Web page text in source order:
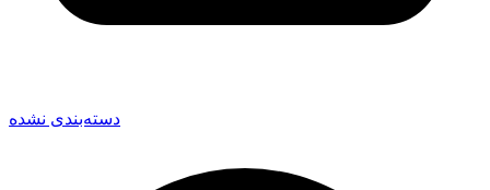
دسته‌بندی نشده